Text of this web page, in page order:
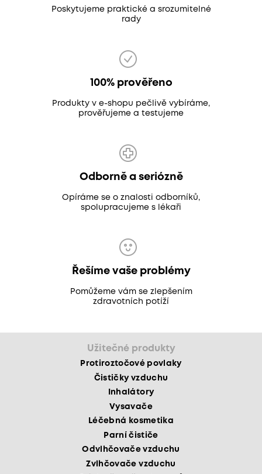
Poskytujeme praktické a srozumitelné
rady
100% prověřeno
Produkty v e-shopu pečlivě vybíráme,
prověřujeme a testujeme
Odborně a seriózně
Opíráme se o znalosti odborníků,
spolupracujeme s lékaři
Řešíme vaše problémy
Pomůžeme vám se zlepšením
zdravotních potíží
Užitečné produkty
Protiroztočové povlaky
Čističky vzduchu
Inhalátory
Vysavače
Léčebná kosmetika
Parní čističe
Odvlhčovače vzduchu
Zvlhčovače vzduchu